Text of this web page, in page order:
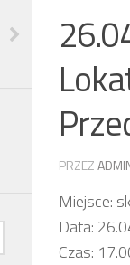
PRZEZ
Miejsce:
Data:
Czas: